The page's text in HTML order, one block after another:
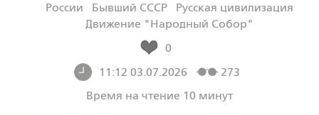
России
Бывший СССР
Русская цивилизация
Движение "Народный Собор"
0
11:12 03.07.2026
273
Время на чтение 10 минут